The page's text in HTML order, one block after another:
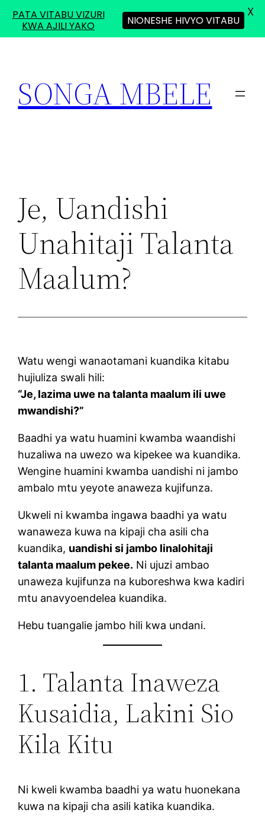
content
SONGA MBELE
Je, Uandishi
Unahitaji Talanta
Maalum?
Watu wengi wanaotamani kuandika kitabu
hujiuliza swali hili:
“Je, lazima uwe na talanta maalum ili uwe
mwandishi?”
Baadhi ya watu huamini kwamba waandishi
huzaliwa na uwezo wa kipekee wa kuandika.
Wengine huamini kwamba uandishi ni jambo
ambalo mtu yeyote anaweza kujifunza.
Ukweli ni kwamba ingawa baadhi ya watu
wanaweza kuwa na kipaji cha asili cha
kuandika, uandishi si jambo linalohitaji
talanta maalum pekee. Ni ujuzi ambao
unaweza kujifunza na kuboreshwa kwa kadiri
mtu anavyoendelea kuandika.
Hebu tuangalie jambo hili kwa undani.
1. Talanta Inaweza
Kusaidia, Lakini Sio
Kila Kitu
Ni kweli kwamba baadhi ya watu huonekana
kuwa na kipaji cha asili katika kuandika.
PATA VITABU VIZURI
KWA AJILI YAKO
NIONESHE HIVYO VITABU
X